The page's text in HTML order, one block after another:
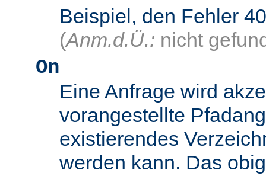
Beispiel, den Fehler
(Anm.d.Ü.: nicht
On
Eine Anfrage wird
vorangestellte
existierendes
werden kann. Das